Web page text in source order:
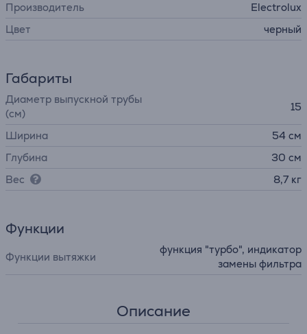
Производитель
Electrolux
Цвет
черный
Габариты
Диаметр выпускной трубы
(см)
15
Ширина
54 см
Глубина
30 см
Вес
8,7 кг
Функции
Функции вытяжки
функция "турбо", индикатор
замены фильтра
Описание